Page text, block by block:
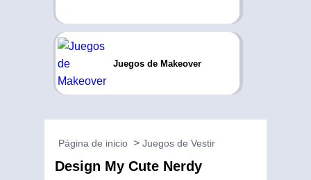
Juegos de Makeover
Página de inicio Juegos de Vestir
Design My Cute Nerdy